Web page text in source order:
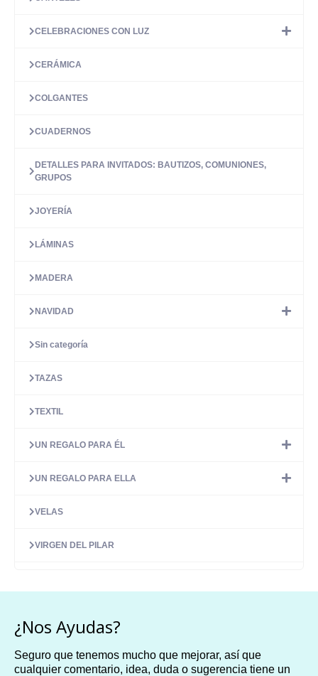
CELEBRACIONES CON LUZ
CERÁMICA
COLGANTES
CUADERNOS
DETALLES PARA INVITADOS: BAUTIZOS, COMUNIONES,
GRUPOS
JOYERÍA
LÁMINAS
MADERA
NAVIDAD
Sin categoría
TAZAS
TEXTIL
UN REGALO PARA ÉL
UN REGALO PARA ELLA
VELAS
VIRGEN DEL PILAR
¿Nos Ayudas?
Seguro que tenemos mucho que mejorar, así que
cualquier comentario, idea, duda o sugerencia tiene un